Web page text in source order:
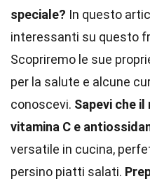
speciale? In questo
interessanti su questo
Scopriremo le sue
per la salute e alcune
conoscevi. Sapevi che
vitamina C e
versatile in cucina,
persino piatti salati.